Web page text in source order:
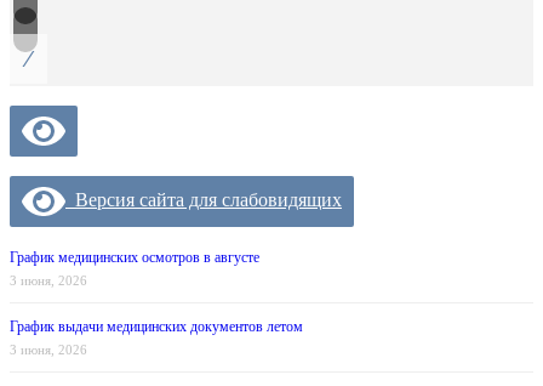
/
Версия сайта для слабовидящих
График медицинских осмотров в августе
3 июня, 2026
График выдачи медицинских документов летом
3 июня, 2026